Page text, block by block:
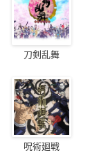
刀剣乱舞
呪術廻戦